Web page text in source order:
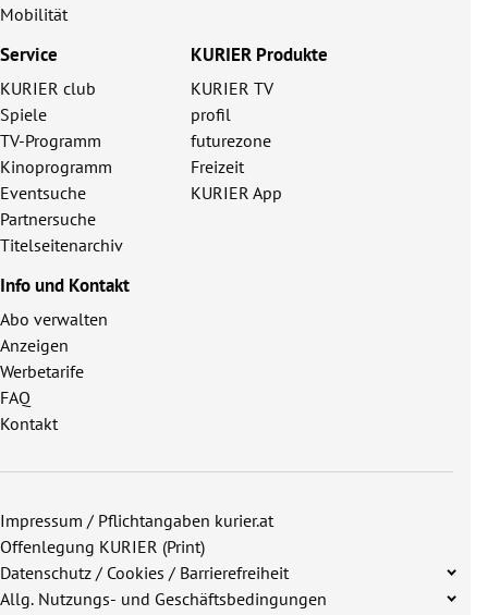
Mobilität
Service
KURIER club
Spiele
TV-Programm
Kinoprogramm
Eventsuche
Partnersuche
Titelseitenarchiv
KURIER Produkte
KURIER TV
profil
futurezone
Freizeit
KURIER App
Info und Kontakt
Abo verwalten
Anzeigen
Werbetarife
FAQ
Kontakt
Impressum / Pflichtangaben kurier.at
Offenlegung KURIER (Print)
Datenschutz / Cookies / Barrierefreiheit
Allg. Nutzungs- und Geschäftsbedingungen